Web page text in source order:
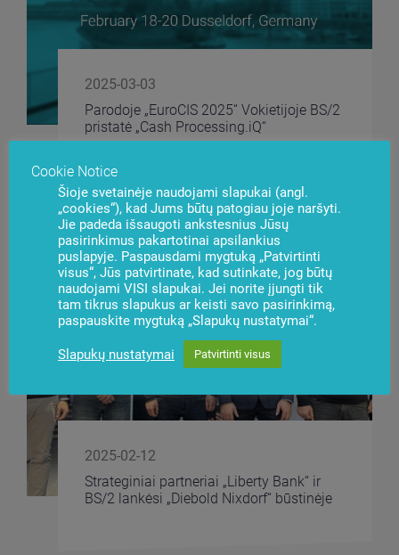
2025-03-03
Parodoje „EuroCIS 2025“ Vokietijoje BS/2
pristatė „Cash Processing.iQ“
2025-02-12
Strateginiai partneriai „Liberty Bank“ ir
BS/2 lankėsi „Diebold Nixdorf“ būstinėje
Cookie Notice
Šioje svetainėje naudojami slapukai (angl.
„cookies“), kad Jums būtų patogiau joje naršyti.
Jie padeda išsaugoti ankstesnius Jūsų
pasirinkimus pakartotinai apsilankius
puslapyje. Paspausdami mygtuką „Patvirtinti
visus“, Jūs patvirtinate, kad sutinkate, jog būtų
naudojami VISI slapukai. Jei norite įjungti tik
tam tikrus slapukus ar keisti savo pasirinkimą,
paspauskite mygtuką „Slapukų nustatymai“.
Slapukų nustatymai Patvirtinti visus